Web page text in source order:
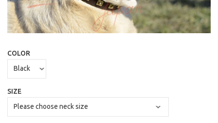
COLOR
SIZE